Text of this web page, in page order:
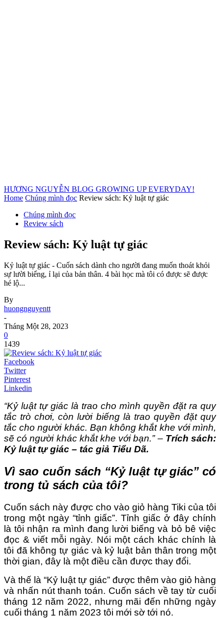
HƯƠNG NGUYỄN BLOG GROWING UP EVERYDAY!
Home Chúng mình đọc Review sách: Kỷ luật tự giác
Chúng mình đọc
Review sách
Review sách: Kỷ luật tự giác
Kỷ luật tự giác - Cuốn sách dành cho người đang muốn thoát khỏi
sự lười biếng, ỉ lại của bản thân. 4 bài học mà tôi có được sẽ được
hé lộ...
By
huongnguyentt
-
Tháng Một 28, 2023
0
1439
Facebook
Twitter
Pinterest
Linkedin
“Kỷ luật tự giác là trao cho mình quyền đặt ra quy
tắc trò chơi, còn lười biếng là trao quyền đặt quy
tắc cho người khác. Bạn không khắt khe với mình,
sẽ có người khác khắt khe với bạn.”– Trích sách:
Kỷ luật tự giác – tác giả Tiểu Dã.
Vì sao cuốn sách “Kỷ luật tự giác” có
trong tủ sách của tôi?
Cuốn sách này được cho vào giỏ hàng Tiki của tôi
trong một ngày “tỉnh giấc”. Tỉnh giấc ở đây chính
là tôi nhận ra mình đang lười biếng và bỏ bê việc
đọc & viết mỗi ngày. Nói một cách khác chính là
tôi đã không tự giác và kỷ luật bản thân trong một
thời gian, đây là một điều cần được thay đổi.
Và thế là “Kỷ luật tự giác” được thêm vào giỏ hàng
và nhấn nút thanh toán. Cuốn sách về tay từ cuối
tháng 12 năm 2022, nhưng mãi đến những ngày
cuối tháng 1 năm 2023 tôi mới sờ tới nó.